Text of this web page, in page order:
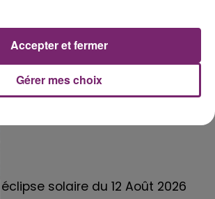
La Bulle - Guinguette éphémère
éclipse solaire du 12 Août 2026
Gérer mes choix
Accepter et fermer